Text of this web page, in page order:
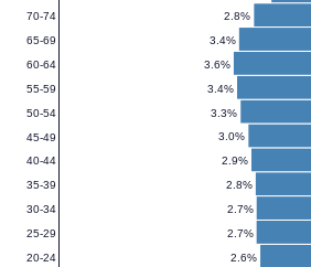
ア
の
人
2.6%
2.7%
2.7%
2.8%
2.9%
3.0%
3.3%
3.4%
3.6%
3.4%
2.8%
20-24
25-29
30-34
35-39
40-44
45-49
50-54
55-59
60-64
65-69
70-74